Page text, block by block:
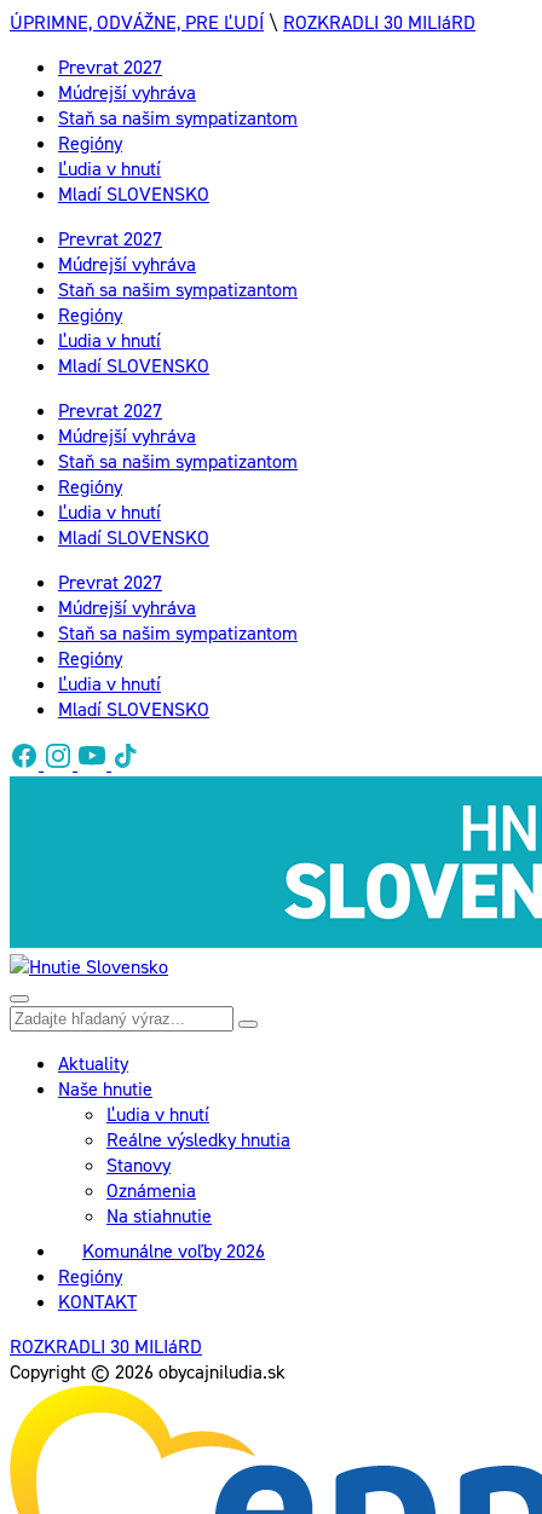
ÚPRIMNE, ODVÁŽNE, PRE ĽUDÍ \ ROZKRADLI 30 MILIáRD
Prevrat 2027
Múdrejší vyhráva
Staň sa našim sympatizantom
Regióny
Ľudia v hnutí
Mladí SLOVENSKO
Prevrat 2027
Múdrejší vyhráva
Staň sa našim sympatizantom
Regióny
Ľudia v hnutí
Mladí SLOVENSKO
Prevrat 2027
Múdrejší vyhráva
Staň sa našim sympatizantom
Regióny
Ľudia v hnutí
Mladí SLOVENSKO
Prevrat 2027
Múdrejší vyhráva
Staň sa našim sympatizantom
Regióny
Ľudia v hnutí
Mladí SLOVENSKO
Aktuality
Naše hnutie
Ľudia v hnutí
Reálne výsledky hnutia
Stanovy
Oznámenia
Na stiahnutie
Komunálne voľby 2026
Regióny
KONTAKT
ROZKRADLI 30 MILIáRD
Copyright © 2026 obycajniludia.sk